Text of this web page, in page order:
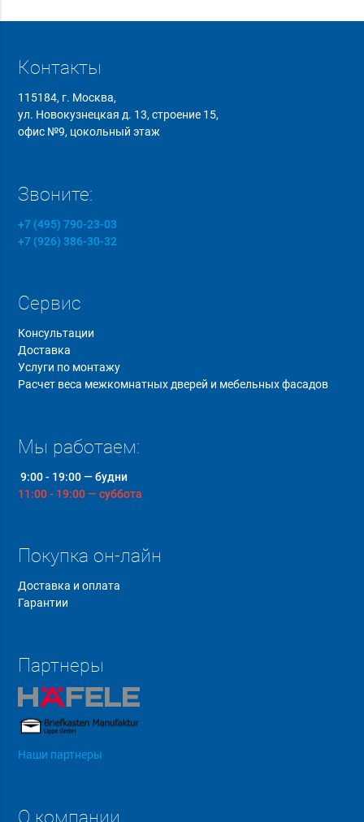
Контакты
115184, г. Москва,
ул. Новокузнецкая д. 13, строение 15,
офис №9, цокольный этаж
Звоните:
+7 (495) 790-23-03
+7 (926) 386-30-32
Сервис
Консультации
Доставка
Услуги по монтажу
Расчет веса межкомнатных дверей и мебельных фасадов
Мы работаем:
9:00 - 19:00 — будни
11:00 - 19:00 — суббота
Покупка он-лайн
Доставка и оплата
Гарантии
Партнеры
Наши партнеры
О компании